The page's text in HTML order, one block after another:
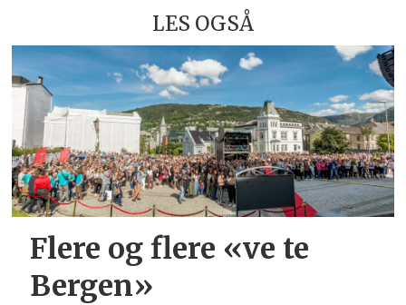
LES OGSÅ
Flere og flere «ve te
Bergen»